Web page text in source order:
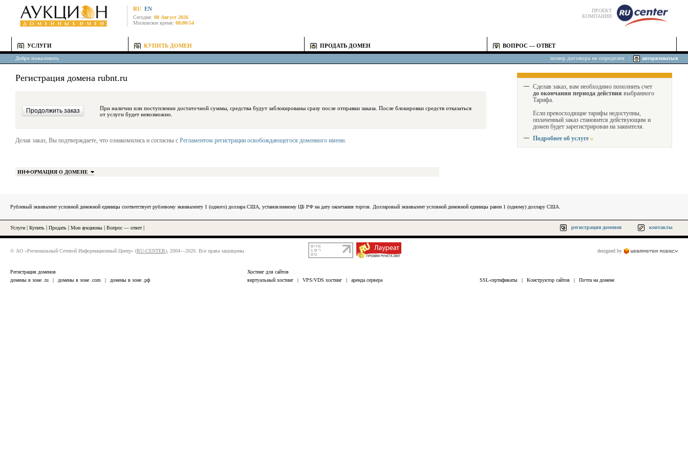
RU EN
Сегодня: 08 Август 2026
Московское время: 08:00:54
ПРОЕКТ
КОМПАНИИ
УСЛУГИ КУПИТЬ ДОМЕН ПРОДАТЬ ДОМЕН ВОПРОС — ОТВЕТ
Добро пожаловать номер договора не определен авторизоваться
Регистрация домена rubnt.ru
При наличии или поступлении достаточной суммы, средства будут заблокированы сразу после отправки заказа. После блокировки средств отказаться
от услуги будет невозможно.
Делая заказ, Вы подтверждаете, что ознакомились и согласны с Регламентом регистрации освобождающегося доменного имени.
ИНФОРМАЦИЯ О ДОМЕНЕ
Сделав заказ, вам необходимо пополнить счет
до окончания периода действия выбранного
Тарифа.
Если превосходящие тарифы недоступны,
оплаченный заказ становится действующим и
домен будет зарегистрирован на заявителя.
Подробнее об услуге
Рублевый эквивалент условной денежной единицы соответствует рублевому эквиваленту 1 (одного) доллара США, установленному ЦБ РФ на дату окончания торгов. Долларовый эквивалент условной денежной единицы равен 1 (одному) доллару США.
Услуги Купить Продать Мои аукционы Вопрос — ответ| регистрация доменов контакты
© АО «Региональный Сетевой Информационный Центр» (RU-CENTER), 2004—2026. Все права защищены. designed by
Регистрация доменов
домены в зоне .ru
| домены в зоне .com | домены в зоне .рф
Хостинг для сайтов
виртуальный хостинг
| VPS/VDS хостинг | аренда сервера SSL-сертификаты | Конструктор сайтов | Почта на домене